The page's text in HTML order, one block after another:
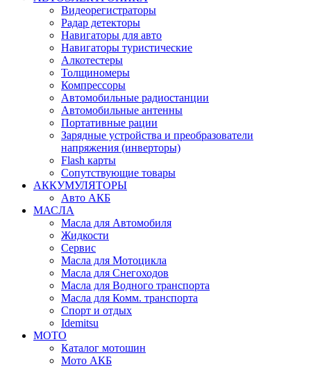
Видеорегистраторы
Радар детекторы
Навигаторы для авто
Навигаторы туристические
Алкотестеры
Толщиномеры
Компрессоры
Автомобильные радиостанции
Автомобильные антенны
Портативные рации
Зарядные устройства и преобразователи
напряжения (инверторы)
Flash карты
Сопутствующие товары
АККУМУЛЯТОРЫ
Авто АКБ
МАСЛА
Масла для Автомобиля
Жидкости
Сервис
Масла для Мотоцикла
Масла для Снегоходов
Масла для Водного транспорта
Масла для Комм. транспорта
Спорт и отдых
Idemitsu
МОТО
Каталог мотошин
Мото АКБ